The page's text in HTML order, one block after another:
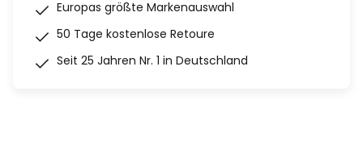
Europas größte Markenauswahl
50 Tage kostenlose Retoure
Seit 25 Jahren Nr. 1 in Deutschland